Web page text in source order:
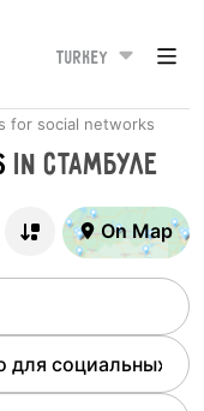
Turkey
for social networks
inСтамбуле
On Map